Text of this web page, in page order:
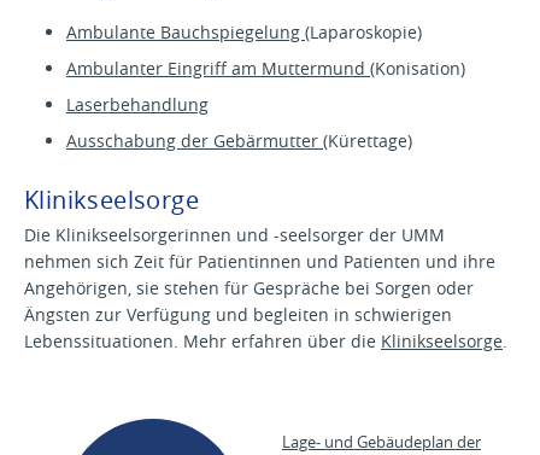
Ambulante Bauchspiegelung (Laparoskopie)
Ambulanter Eingriff am Muttermund (Konisation)
Laserbehandlung
Ausschabung der Gebärmutter (Kürettage)
Klinikseelsorge
Die Klinikseelsorgerinnen und -seelsorger der UMM
nehmen sich Zeit für Patientinnen und Patienten und ihre
Angehörigen, sie stehen für Gespräche bei Sorgen oder
Ängsten zur Verfügung und begleiten in schwierigen
Lebenssituationen. Mehr erfahren über die Klinikseelsorge.
Lage- und Gebäudeplan der